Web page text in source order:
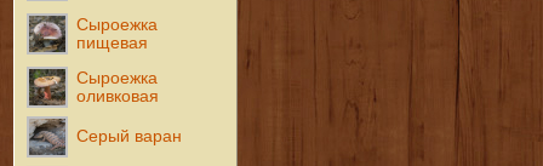
Сыроежка
пищевая
Сыроежка
оливковая
Серый варан